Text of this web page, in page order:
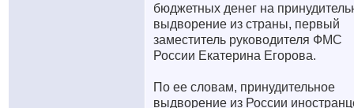
бюджетных денег на
выдворение из страны, первый
заместитель руководителя ФМС
России Екатерина Егорова.
По ее словам, принудительное
выдворение из России